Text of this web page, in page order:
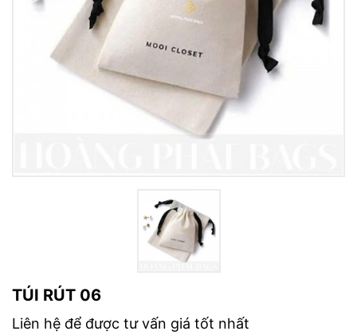
TÚI RÚT 06
Liên hệ để được tư vấn giá tốt nhất